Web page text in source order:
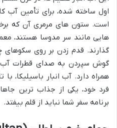
اول ساخته شده، برای تأمین آب
است. ستون های مرمری آن که
هایی مانند سر مدوسا هستند،
گذارند. قدم زدن بر روی سکوهای
گوش سپردن به صدای قطرات
همراه دارد. آب انبار باسیلیکا،
فرد خود، یکی از جذاب ترین
برنامه سفر شما نباید از قلم بیفتد.